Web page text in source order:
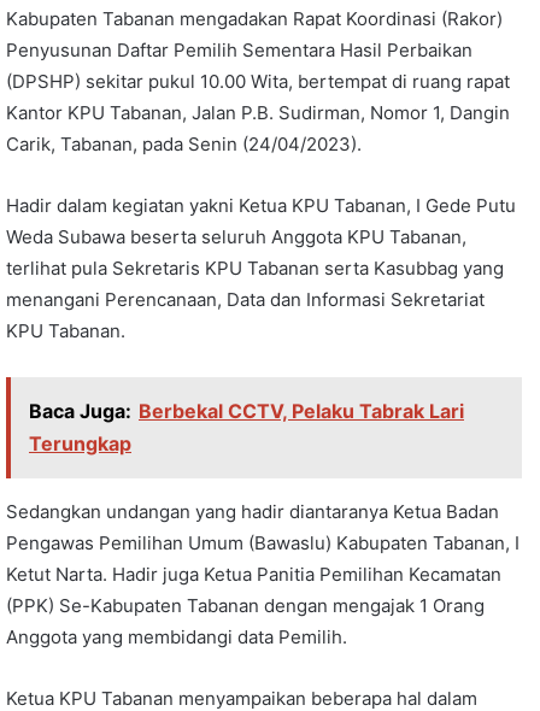
Kabupaten Tabanan mengadakan Rapat Koordinasi (Rakor)
Penyusunan Daftar Pemilih Sementara Hasil Perbaikan
(DPSHP) sekitar pukul 10.00 Wita, bertempat di ruang rapat
Kantor KPU Tabanan, Jalan P.B. Sudirman, Nomor 1, Dangin
Carik, Tabanan, pada Senin (24/04/2023).
Hadir dalam kegiatan yakni Ketua KPU Tabanan, I Gede Putu
Weda Subawa beserta seluruh Anggota KPU Tabanan,
terlihat pula Sekretaris KPU Tabanan serta Kasubbag yang
menangani Perencanaan, Data dan Informasi Sekretariat
KPU Tabanan.
Baca Juga: Berbekal CCTV, Pelaku Tabrak Lari
Terungkap
Sedangkan undangan yang hadir diantaranya Ketua Badan
Pengawas Pemilihan Umum (Bawaslu) Kabupaten Tabanan, I
Ketut Narta. Hadir juga Ketua Panitia Pemilihan Kecamatan
(PPK) Se-Kabupaten Tabanan dengan mengajak 1 Orang
Anggota yang membidangi data Pemilih.
Ketua KPU Tabanan menyampaikan beberapa hal dalam